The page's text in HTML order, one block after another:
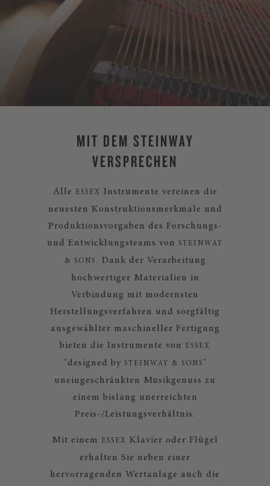
MIT DEM STEINWAY
VERSPRECHEN
Alle ESSEX Instrumente vereinen die
neuesten Konstruktionsmerkmale und
Produktionsvorgaben des Forschungs-
und Entwicklungsteams von
STEINWAY
& SONS.
Dank der Verarbeitung
hochwertiger Materialien in
Verbindung mit modernsten
Herstellungsverfahren und sorgfältig
ausgewählter maschineller Fertigung
bieten die Instrumente von
ESSEX
"designed by STEINWAY & SONS "
uneingeschränkten Musikgenuss zu
einem bislang unerreichten
Preis-/Leistungsverhältnis.
Mit einem ESSEX Klavier oder Flügel
erhalten Sie neben einer
hervorragenden Wertanlage auch die